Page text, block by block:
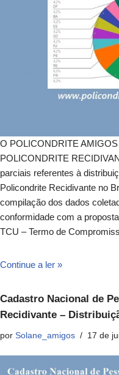
O POLICONDRITE
POLICONDRITE
parciais referentes à
Policondrite Recidivante no
compilação dos dados
conformidade com a
TCU – Termo de
Continue a ler »
Cadastro Nacional de
Recidivante –
por Solane_amigos 17 de